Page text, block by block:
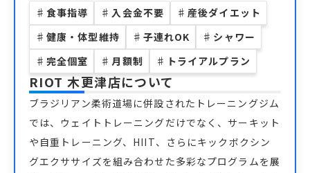
♯ 食事指導 ♯ 入会金不要 ♯ 産後ダイエット
♯ 健康・体型維持 ♯ 子連れOK ♯ シャワー
♯ 完全個室 ♯ 月額制 ♯ トライアルプラン
RIOT 木更津店について
ブラジリアン柔術道場に併設されたトレーニングジム
では、ウェイトトレーニングだけでなく、サーキット
や自重トレーニング、HIIT、さらにキックボクシン
グエクササイズを組み合わせた多彩なプログラムを展